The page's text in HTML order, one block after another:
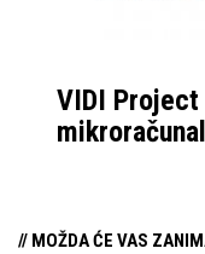
VIDI
// MOŽDA ĆE VAS